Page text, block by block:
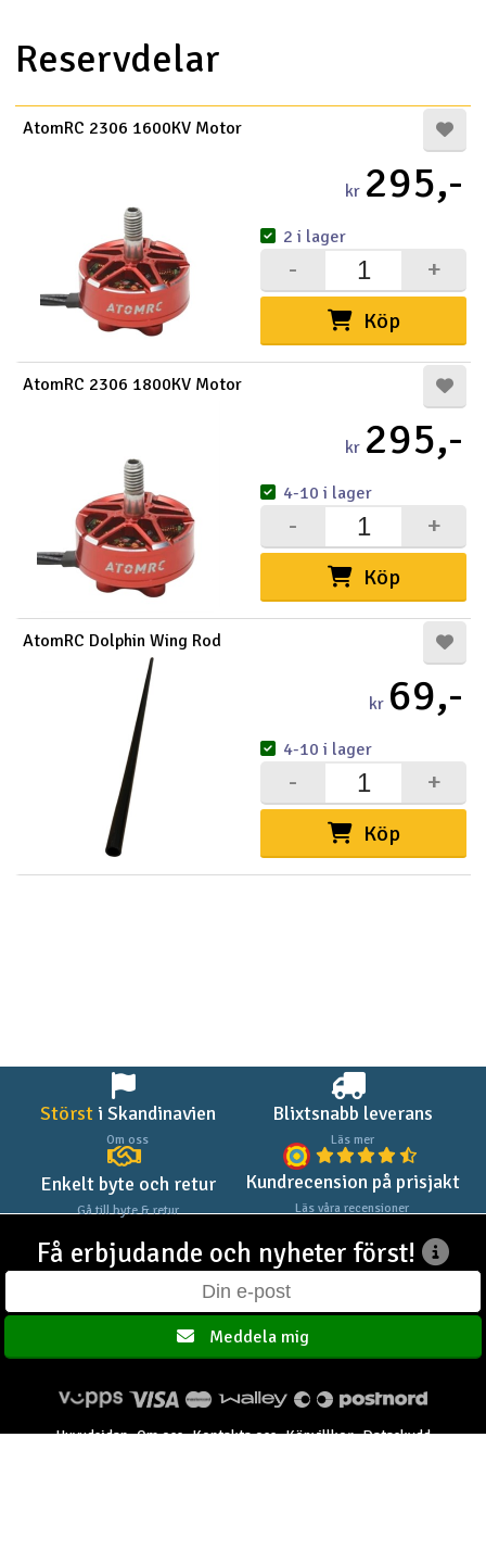
Reservdelar
AtomRC 2306 1600KV Motor
kr 295,-
Köp
+
-
2 i lager
AtomRC 2306 1800KV Motor
kr 295,-
Köp
+
-
4-10 i lager
AtomRC Dolphin Wing Rod
kr 69,-
Köp
+
-
4-10 i lager
Störsti Skandinavien
Om oss
Blixtsnabb leverans
Läs mer
Enkelt byte och retur
Gå till byte & retur
Kundrecension på prisjakt
Läs våra recensioner
Få erbjudande och nyheter först!
Meddela mig
Huvudsidan Om oss Kontakta oss Köpvillkor Dataskydd